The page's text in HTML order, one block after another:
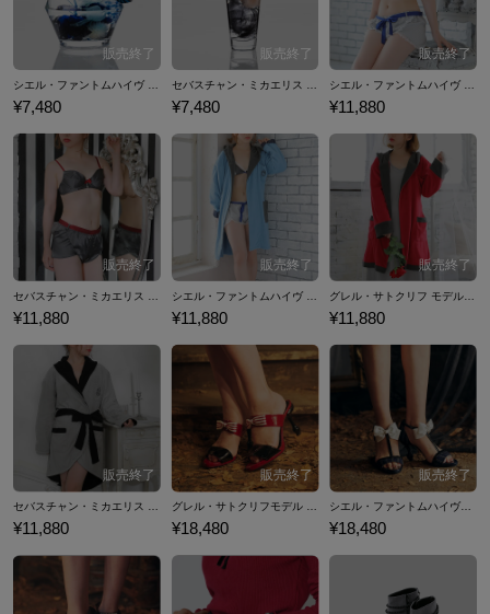
¥7,480 ¥7,480 ¥11,880
¥11,880 ¥11,880 ¥11,880
セバスチャン・ミカエリス モデル ルームウェア 黒執事
¥11,880
グレル・サトクリフモデル サンダル 黒執事
¥18,480
シエル・ファントムハイヴモデル サンダル 黒執事
¥18,480